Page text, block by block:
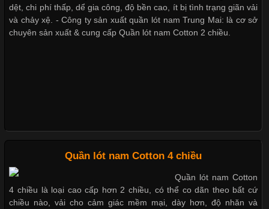
Cập nhật 2026-05-27 17:03:46
Vải Lycra Là Gì? Chất Liệu Co Giãn Được Ưa Chuộng Trong
Chất Liệu Bamboo Xu Hướng Mới Trong Ngành Thời Trang
Cập nhật 2026-05-21 14:59:25
Trong những năm gần đây, vải Bamboo đang trở thành một
Quần lót nam boxer thun lạnh
Dễ chịu hơn với quần lót nam giá rẻ vải Cotton 4 chiều
dệt, chi phí thấp, dể gia công, độ bền cao, ít bị tình trạng giãn vải
và chảy xệ. - Công ty sản xuất quần lót nam Trung Mai: là cơ sở
chuyên sản xuất & cung cấp Quần lót nam Cotton 2 chiều.
Quần lót nam Cotton 4 chiều
Quần lót nam Cotton
4 chiều là loại cao cấp hơn 2 chiều, có thể co dãn theo bất cứ
chiều nào, vải cho cảm giác mềm mại, dày hơn, độ nhăn và